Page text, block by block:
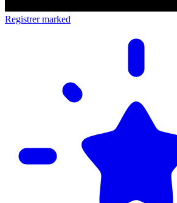
Registrer marked